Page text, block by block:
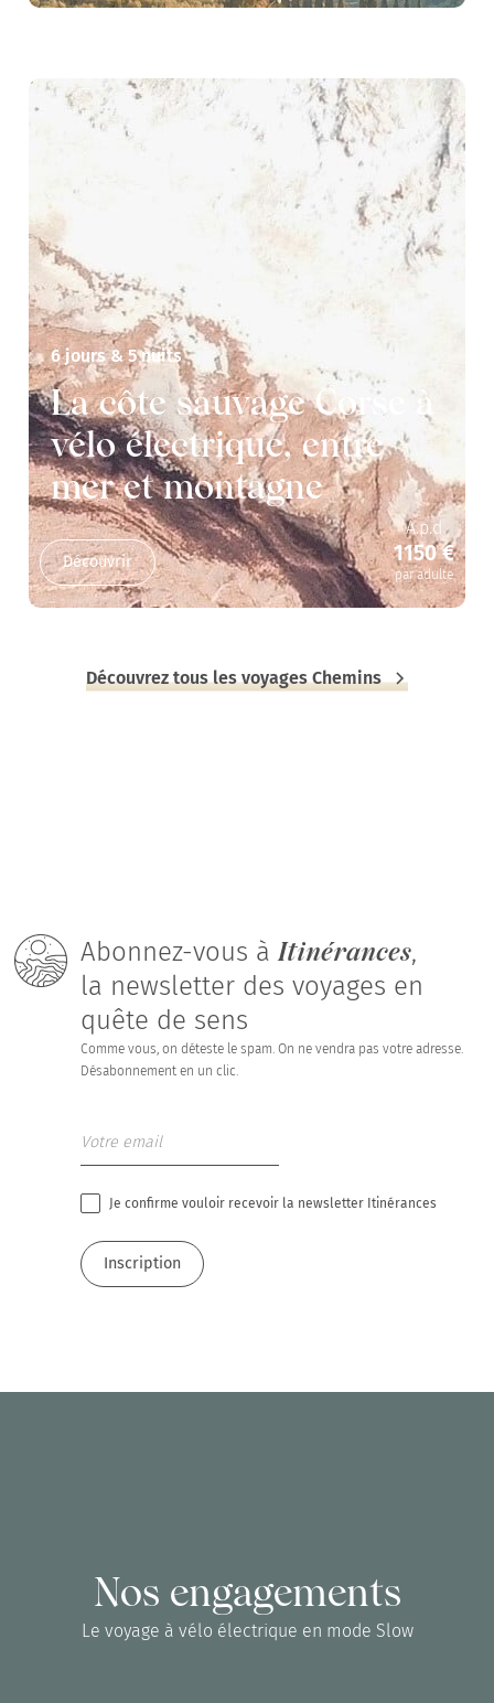
6 jours & 5 nuits
La côte sauvage Corse à
vélo électrique, entre
mer et montagne
Découvrir
A.p.d
1150 €
par adulte
Découvrez tous les voyages Chemins
Abonnez-vous àItinérances,
la newsletter des voyages en
quête de sens
Comme vous, on déteste le spam. On ne vendra pas votre adresse.
Désabonnement en un clic.
Je confirme vouloir recevoir la newsletter Itinérances
Nos engagements
Le voyage à vélo électrique en mode Slow